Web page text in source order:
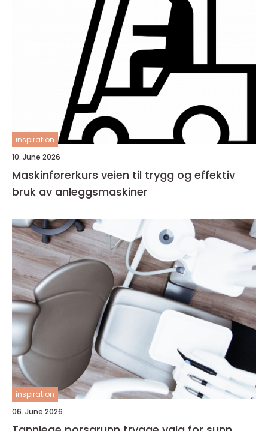
inspiration
10. June 2026
Maskinførerkurs veien til trygg og effektiv
bruk av anleggsmaskiner
inspiration
06. June 2026